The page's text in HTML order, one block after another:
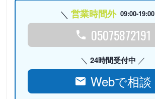
営業時間外 09:00-19:00
05075872191
24時間受付中
Webで相談